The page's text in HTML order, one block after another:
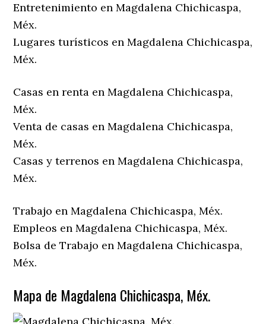
Entretenimiento en Magdalena Chichicaspa,
Méx.
Lugares turísticos en Magdalena Chichicaspa,
Méx.
Casas en renta en Magdalena Chichicaspa,
Méx.
Venta de casas en Magdalena Chichicaspa,
Méx.
Casas y terrenos en Magdalena Chichicaspa,
Méx.
Trabajo en Magdalena Chichicaspa, Méx.
Empleos en Magdalena Chichicaspa, Méx.
Bolsa de Trabajo en Magdalena Chichicaspa,
Méx.
Mapa de Magdalena Chichicaspa, Méx.